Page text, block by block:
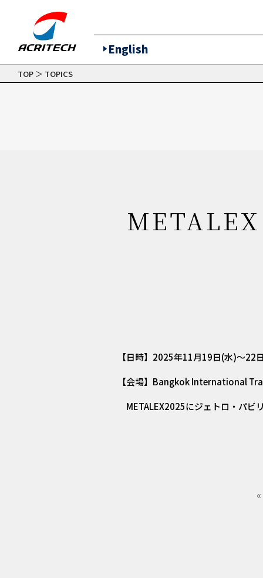
English
TOP ＞ TOPICS
METALEX
【日時】2025年11月19日(水)～22
【会場】Bangkok International
METALEX2025にジェトロ・パビ
«